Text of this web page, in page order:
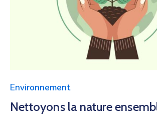
Environnement
Nettoyons la nature